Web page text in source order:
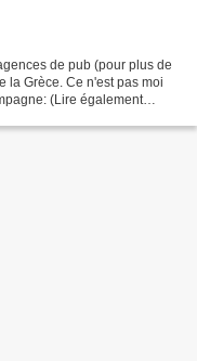
de pub (pour plus de
la Grèce. Ce n'est pas moi
(Lire également